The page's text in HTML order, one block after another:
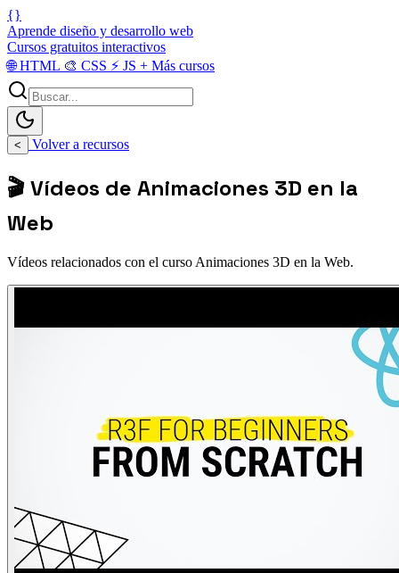
{}
Aprende diseño y desarrollo web
Cursos gratuitos interactivos
🌐HTML 🎨 CSS ⚡ JS + Más cursos
< Volver a recursos
🎬 Vídeos de Animaciones 3D en la
Web
Vídeos relacionados con el curso Animaciones 3D en la Web.